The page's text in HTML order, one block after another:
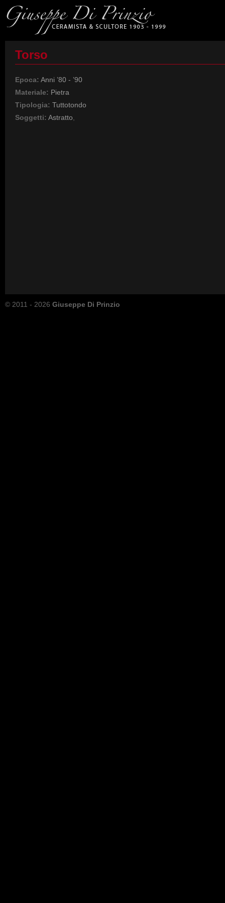
Torso
Epoca: Anni ’80 - ’90
Materiale: Pietra
Tipologia: Tuttotondo
Soggetti: Astratto
© 2011 - 2026 Giuseppe Di Prinzio